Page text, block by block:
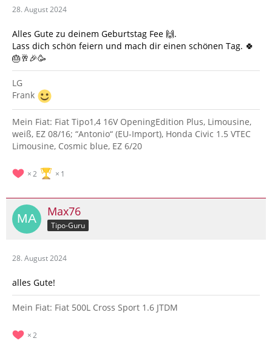
28. August 2024
Alles Gute zu deinem Geburtstag Fee 🙌.
Lass dich schön feiern und mach dir einen schönen Tag. 🍀
🎂🥂🎉🥳
LG
Frank
Mein Fiat: Fiat Tipo1,4 16V OpeningEdition Plus, Limousine,
weiß, EZ 08/16; “Antonio“ (EU-Import), Honda Civic 1.5 VTEC
Limousine, Cosmic blue, EZ 6/20
2 1
Max76
Tipo-Guru
28. August 2024
alles Gute!
Mein Fiat: Fiat 500L Cross Sport 1.6 JTDM
2